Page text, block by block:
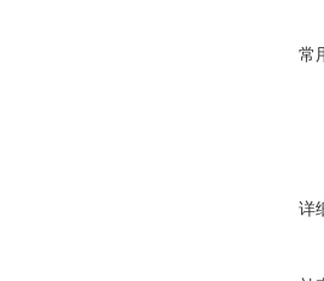
常
详